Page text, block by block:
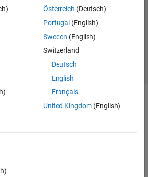
Österreich (Deutsch)
Portugal (English)
Sweden (English)
Switzerland
Deutsch
English
Français
United Kingdom(English)
dell'applicazione
Contatti
Inc.